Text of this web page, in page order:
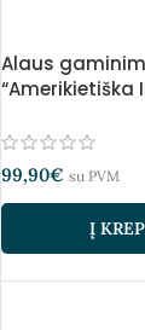
Alaus
“Amerikietiška
99,90€ su PVM
Į